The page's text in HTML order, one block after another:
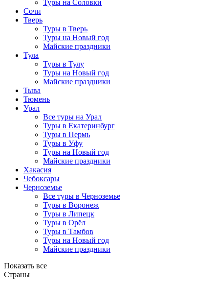
Туры на Соловки
Сочи
Тверь
Туры в Тверь
Туры на Новый год
Майские праздники
Тула
Туры в Тулу
Туры на Новый год
Майские праздники
Тыва
Тюмень
Урал
Все туры на Урал
Туры в Екатеринбург
Туры в Пермь
Туры в Уфу
Туры на Новый год
Майские праздники
Хакасия
Чебоксары
Черноземье
Все туры в Черноземье
Туры в Воронеж
Туры в Липецк
Туры в Орёл
Туры в Тамбов
Туры на Новый год
Майские праздники
Показать все
Страны